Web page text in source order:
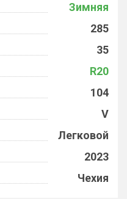
Зимняя
285
35
R20
104
V
Легковой
2023
Чехия